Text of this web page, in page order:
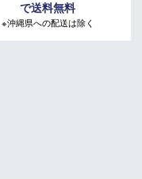
で送料無料
※沖縄県への配送は除く